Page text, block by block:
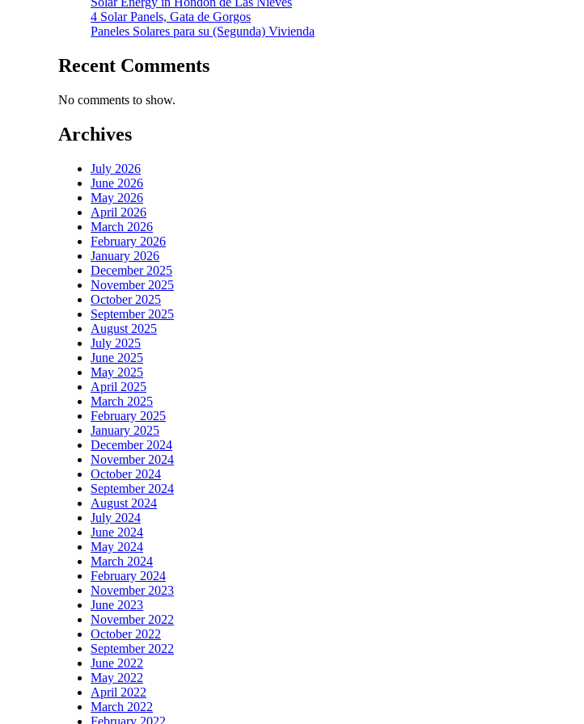
4 Solar Panels, Gata de Gorgos
Paneles Solares para su (Segunda) Vivienda
Recent Comments
No comments to show.
Archives
July 2026
June 2026
May 2026
April 2026
March 2026
February 2026
January 2026
December 2025
November 2025
October 2025
September 2025
August 2025
July 2025
June 2025
May 2025
April 2025
March 2025
February 2025
January 2025
December 2024
November 2024
October 2024
September 2024
August 2024
July 2024
June 2024
May 2024
March 2024
February 2024
November 2023
June 2023
November 2022
October 2022
September 2022
June 2022
May 2022
April 2022
March 2022
February 2022